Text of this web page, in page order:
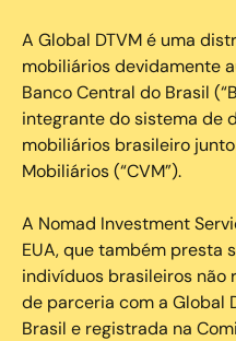
A Global DTVM é uma
mobiliários devidamente
Banco Central do Brasil
integrante do sistema de
mobiliários brasileiro
Mobiliários (“CVM”).
‍A Nomad Investment
EUA, que também presta
indivíduos brasileiros não
de parceria com a Global
Brasil e registrada na